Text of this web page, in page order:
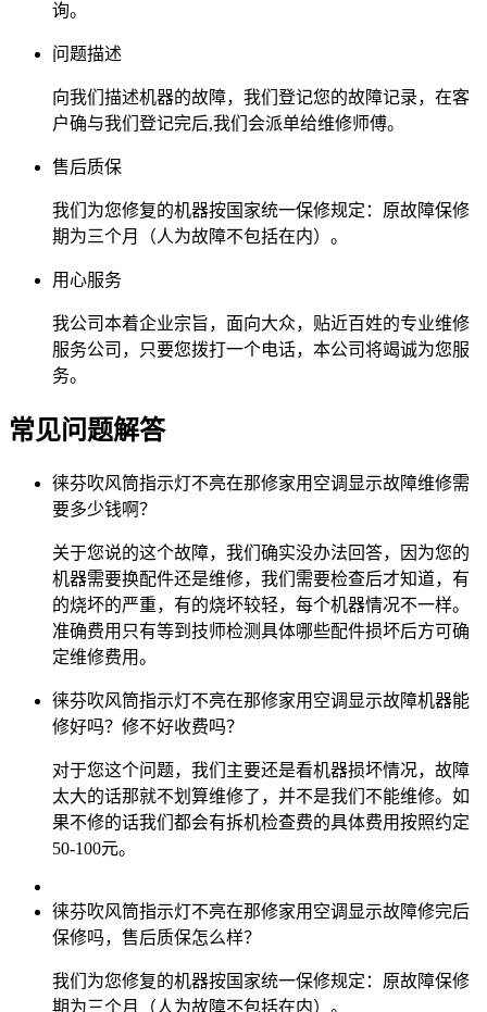
询。
问题描述
向我们描述机器的故障，我们登记您的故障记录，在客
户确与我们登记完后,我们会派单给维修师傅。
售后质保
我们为您修复的机器按国家统一保修规定：原故障保修
期为三个月（人为故障不包括在内）。
用心服务
我公司本着企业宗旨，面向大众，贴近百姓的专业维修
服务公司，只要您拨打一个电话，本公司将竭诚为您服
务。
常见问题解答
徕芬吹风筒指示灯不亮在那修家用空调显示故障维修需
要多少钱啊？
关于您说的这个故障，我们确实没办法回答，因为您的
机器需要换配件还是维修，我们需要检查后才知道，有
的烧坏的严重，有的烧坏较轻，每个机器情况不一样。
准确费用只有等到技师检测具体哪些配件损坏后方可确
定维修费用。
徕芬吹风筒指示灯不亮在那修家用空调显示故障机器能
修好吗？修不好收费吗？
对于您这个问题，我们主要还是看机器损坏情况，故障
太大的话那就不划算维修了，并不是我们不能维修。如
果不修的话我们都会有拆机检查费的具体费用按照约定
50-100元。
徕芬吹风筒指示灯不亮在那修家用空调显示故障修完后
保修吗，售后质保怎么样？
我们为您修复的机器按国家统一保修规定：原故障保修
期为三个月（人为故障不包括在内）。